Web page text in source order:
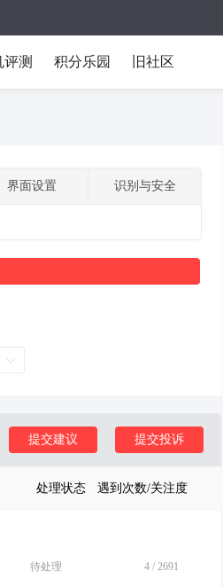
评测 积分乐园 旧社区
界面设置 识别与安全
提交投诉
提交建议
处理状态 遇到次数/关注度
待处理 4 / 2691